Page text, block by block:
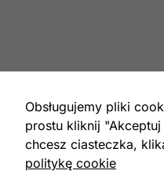
Obsługujemy pliki
prostu kliknij
chcesz ciasteczka,
politykę cookie